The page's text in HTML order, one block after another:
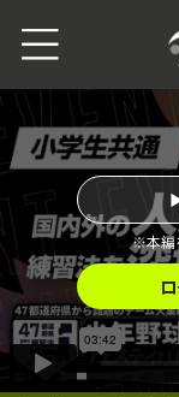
※本編